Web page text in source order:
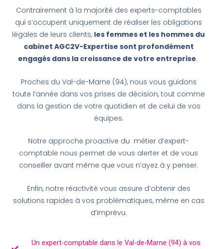
Contrairement à la majorité des experts-comptables
qui s’occupent uniquement de réaliser les obligations
légales de leurs clients, les femmes et les hommes du
cabinet AGC2V-Expertise sont profondément
engagés dans la croissance de votre entreprise.
Proches du Val-de-Marne (94), nous vous guidons
toute l’année dans vos prises de décision, tout comme
dans la gestion de votre quotidien et de celui de vos
équipes.
Notre approche proactive du métier d’expert-
comptable nous permet de vous alerter et de vous
conseiller avant même que vous n’ayez à y penser.
Enfin, notre réactivité vous assure d’obtenir des
solutions rapides à vos problématiques, même en cas
d’imprévu.
Un expert-comptable dans le Val-de-Marne (94) à vos